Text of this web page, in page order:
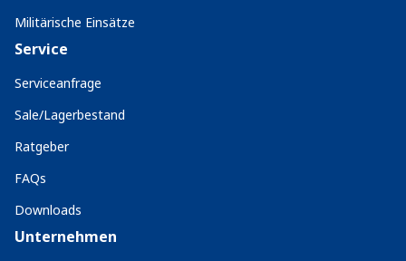
Militärische Einsätze
Service
Serviceanfrage
Sale/Lagerbestand
Ratgeber
FAQs
Downloads
Unternehmen